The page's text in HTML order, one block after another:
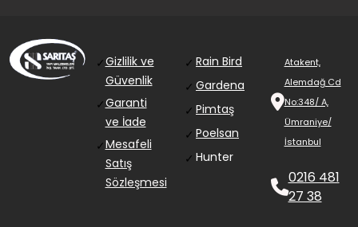
✓Gizlilik ve
Güvenlik
✓Garanti
ve İade
✓Mesafeli
Satış
Sözleşmesi
✓ Rain Bird
✓ Gardena
✓ Pimtaş
✓ Poelsan
✓ Hunter
Atakent,
Alemdağ Cd
No:348/ A,
Ümraniye/
İstanbul
0216 481
27 38